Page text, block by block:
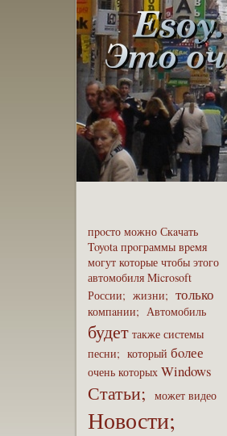
пpoсто можно Скaчать
Toyota пpoграммы вpeмя
могут которые чтобы этого
автомобиля Microsoft
России; жизни; только
компaнии; Автомобиль
будет также системы
песни; который бoлее
очень которых Windows
Статьи; может видео
Новости;